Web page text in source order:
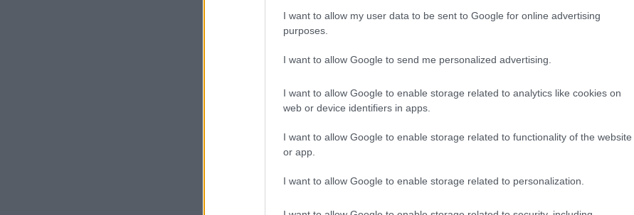
I want to allow my user data to be sent to Google for online advertising
purposes.
I want to allow Google to send me personalized advertising.
I want to allow Google to enable storage related to analytics like cookies on
web or device identifiers in apps.
I want to allow Google to enable storage related to functionality of the website
or app.
I want to allow Google to enable storage related to personalization.